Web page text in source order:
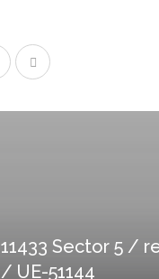
11433 Sector 5 /
/ UE-51144